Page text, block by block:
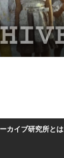
カイブ研究所とは